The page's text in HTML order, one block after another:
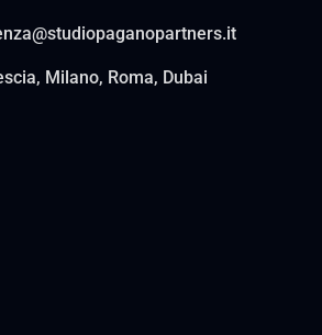
Milano, Roma, Dubai